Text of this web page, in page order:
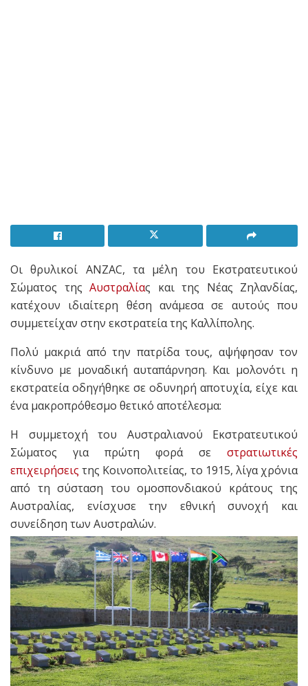
Οι θρυλικοί ANZAC, τα μέλη του Εκστρατευτικού
Σώματος της Αυστραλίας και της Νέας Ζηλανδίας,
κατέχουν ιδιαίτερη θέση ανάμεσα σε αυτούς που
συμμετείχαν στην εκστρατεία της Καλλίπολης.
Πολύ μακριά από την πατρίδα τους, αψήφησαν τον
κίνδυνο με μοναδική αυταπάρνηση. Και μολονότι η
εκστρατεία οδηγήθηκε σε οδυνηρή αποτυχία, είχε και
ένα μακροπρόθεσμο θετικό αποτέλεσμα:
Η συμμετοχή του Αυστραλιανού Εκστρατευτικού
Σώματος για πρώτη φορά σε στρατιωτικές
επιχειρήσεις της Κοινοπολιτείας, το 1915, λίγα χρόνια
από τη σύσταση του ομοσπονδιακού κράτους της
Αυστραλίας, ενίσχυσε την εθνική συνοχή και
συνείδηση των Αυστραλών.